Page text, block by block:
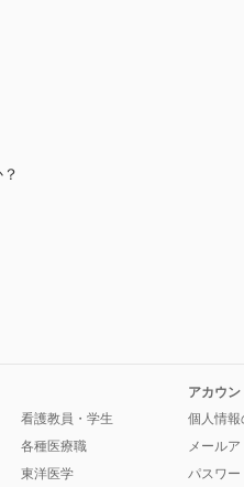
看護教員・学生
各種医療職
東洋医学
アカウ
個人情報
メール
パスワー